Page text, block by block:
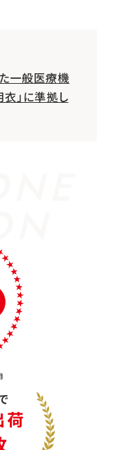
一般医療機
」に準拠し
荷